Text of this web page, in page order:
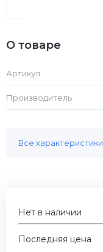
О товаре
Артикул
Производитель
Все характеристики
Нет в наличии
Последняя цена